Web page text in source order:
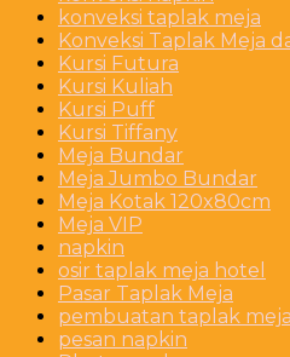
konveksi taplak meja
Konveksi Taplak Meja
Kursi Futura
Kursi Kuliah
Kursi Puff
Kursi Tiffany
Meja Bundar
Meja Jumbo Bundar
Meja Kotak 120x80cm
Meja VIP
napkin
osir taplak meja hotel
Pasar Taplak Meja
pembuatan taplak meja
pesan napkin